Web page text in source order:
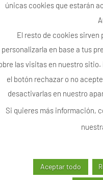
únicas cookies que estarán
El resto de cookies
personalizarla en base a tus
las visitas en nuestro
el botón rechazar o no
desactivarlas en nuestro
Si quieres más información,
Aceptar todo